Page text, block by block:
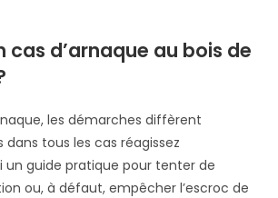
cas d’arnaque au bois de
les démarches diffèrent
tous les cas réagissez
un guide pratique pour tenter de
ou, à défaut, empêcher l’escroc de